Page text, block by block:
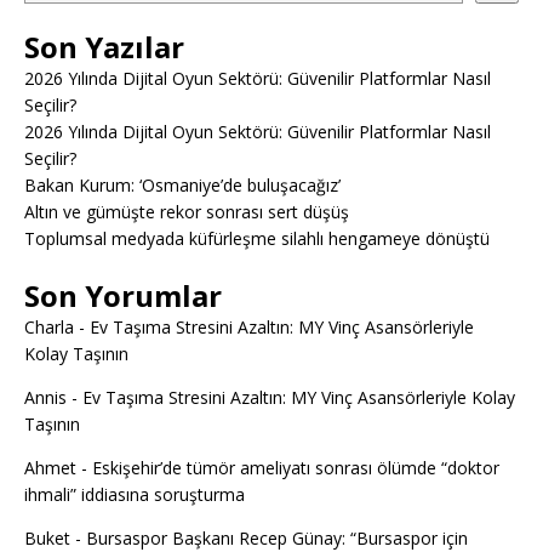
Son Yazılar
2026 Yılında Dijital Oyun Sektörü: Güvenilir Platformlar Nasıl
Seçilir?
2026 Yılında Dijital Oyun Sektörü: Güvenilir Platformlar Nasıl
Seçilir?
Bakan Kurum: ‘Osmaniye’de buluşacağız’
Altın ve gümüşte rekor sonrası sert düşüş
Toplumsal medyada küfürleşme silahlı hengameye dönüştü
Son Yorumlar
Charla - Ev Taşıma Stresini Azaltın: MY Vinç Asansörleriyle
Kolay Taşının
Annis - Ev Taşıma Stresini Azaltın: MY Vinç Asansörleriyle Kolay
Taşının
Ahmet - Eskişehir’de tümör ameliyatı sonrası ölümde “doktor
ihmali” iddiasına soruşturma
Buket - Bursaspor Başkanı Recep Günay: “Bursaspor için